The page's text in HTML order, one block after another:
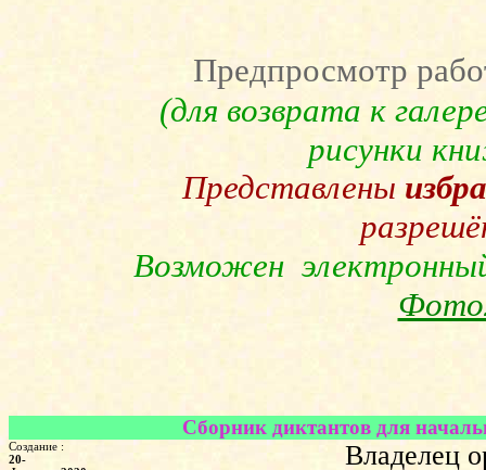
Предпросмотр
(для возврата к
рисунки
Представлены
Возможен
Сборник диктантов для
Создание :
20-
Владелец